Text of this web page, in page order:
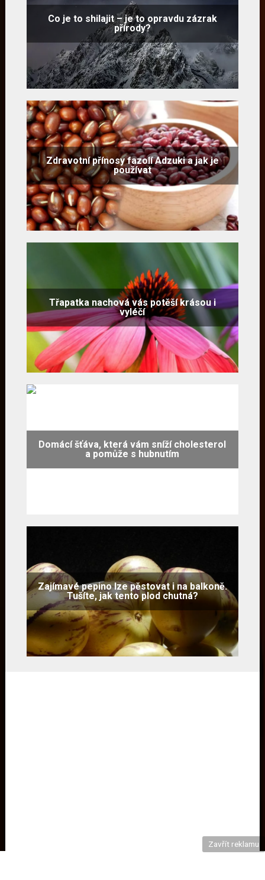
Co je to shilajit – je to opravdu zázrak
přírody?
Zdravotní přínosy fazolí Adzuki a jak je
používat
Třapatka nachová vás potěší krásou i
vyléčí
Domácí šťáva, která vám sníží cholesterol
a pomůže s hubnutím
Zajímavé pepino lze pěstovat i na balkoně.
Tušíte, jak tento plod chutná?
Zavřít reklamu